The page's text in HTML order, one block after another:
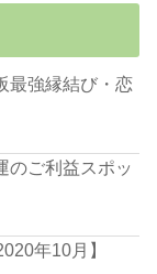
最強縁結び・恋
のご利益スポッ
年10月】